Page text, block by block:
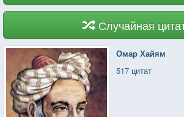
Случайная
Омар Хайям
517 цитат